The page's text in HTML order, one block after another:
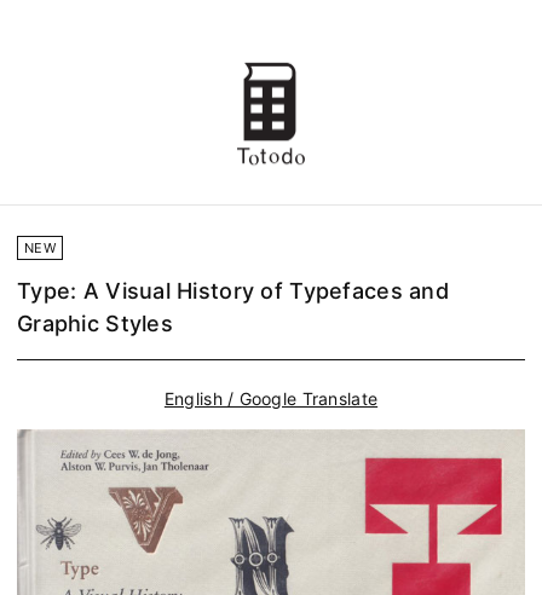
NEW
Type: A Visual History of Typefaces and
Graphic Styles
English / Google Translate